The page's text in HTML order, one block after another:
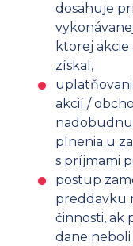
dosahuje
ktorej
získal,
akcií /
plnenia u
s príjmami
postup
preddavku
činnosti, ak
dane